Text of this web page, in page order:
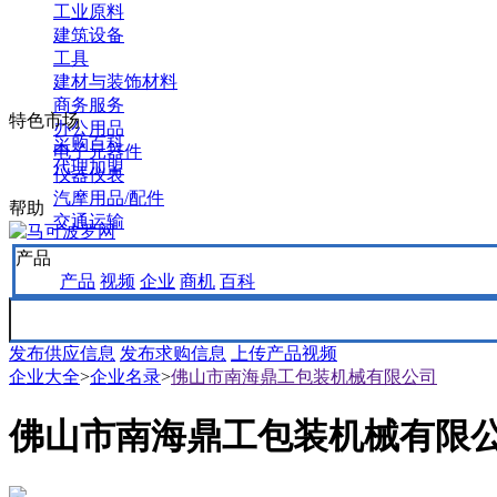
工业原料
建筑设备
工具
建材与装饰材料
商务服务
办公用品
电子元器件
仪器仪表
汽摩用品/配件
交通运输
特色市场
采购百科
代理加盟
帮助
产品
产品 视频 企业 商机 百科
发布供应信息 发布求购信息
上传产品视频
企业大全>企业名录>佛山市南海鼎工包装机械有限公司
佛山市南海鼎工包装机械有限